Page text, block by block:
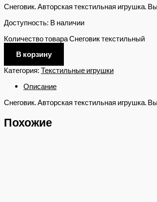
Снеговик. Авторская текстильная игрушка.
Доступность: В наличии
Количество товара Снеговик текстильный
В корзину
Категория: Текстильные игрушки
Описание
Снеговик. Авторская текстильная игрушка.
Похожие